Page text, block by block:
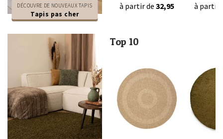
DÉCOUVRE DE NOUVEAUX TAPIS
Tapis pas cher
à partir de 32,95 à partir
Top 10